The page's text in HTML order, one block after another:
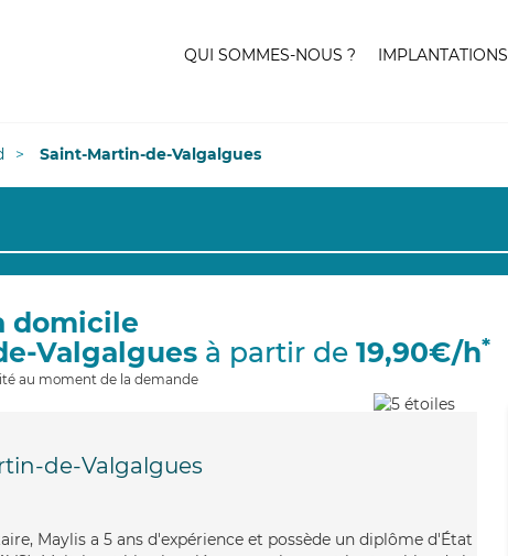
QUI SOMMES-NOUS ? IMPLANTATIONS
Saint-Martin-de-Valgalgues
domicile
Valgalgues à partir de 19,90€/h*
au moment de la demande
de-Valgalgues
Maylis a 5 ans d'expérience et possède un diplôme d'État